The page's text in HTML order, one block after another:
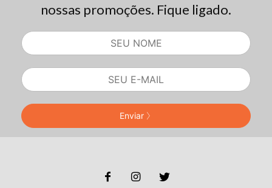
nossas promoções. Fique ligado.
Enviar